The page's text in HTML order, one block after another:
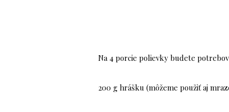
Na 4 porcie polievky budete
200 g hrášku (môžeme použiť aj